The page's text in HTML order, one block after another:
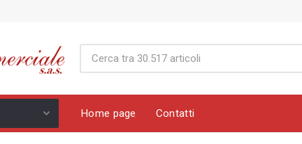
Home page Contatti